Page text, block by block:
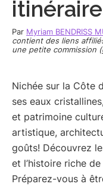
de
et
Manu
Par Myriam BENDRISS
contient des liens
une petite commission (
Nichée sur la Côte
ses eaux
et patrimoine
artistique,
goûts! Découvrez
et l’histoire riche
Préparez-vous à